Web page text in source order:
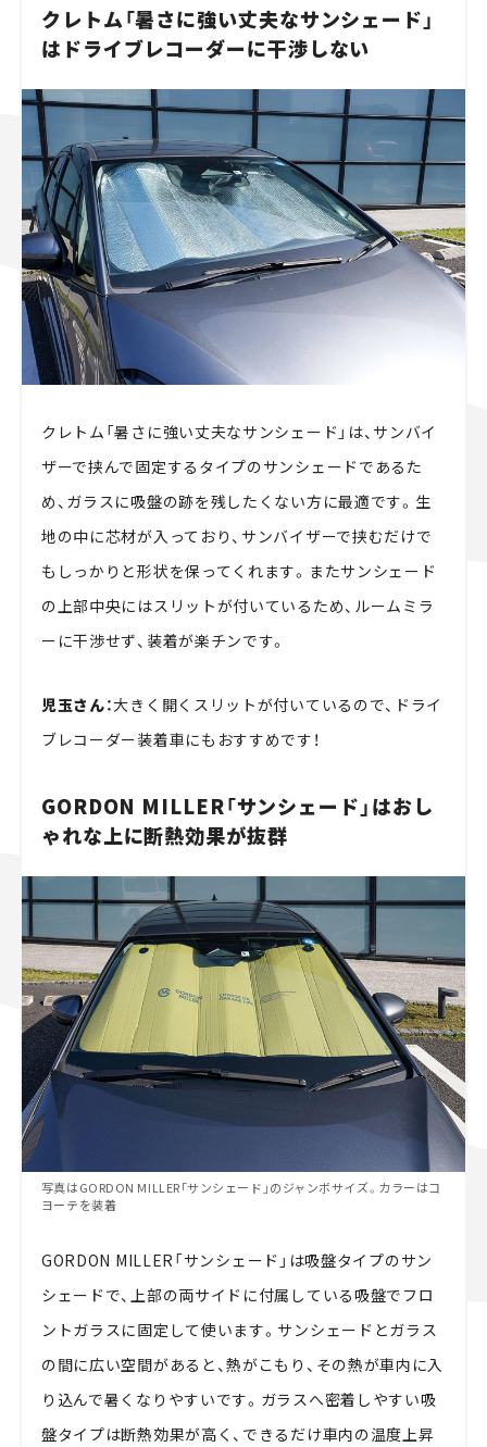
クレトム「暑さに強い丈夫なサンシェード」
はドライブレコーダーに干渉しない
クレトム「暑さに強い丈夫なサンシェード」は、サンバイ
ザーで挟んで固定するタイプのサンシェードであるた
め、ガラスに吸盤の跡を残したくない方に最適です。生
地の中に芯材が入っており、サンバイザーで挟むだけで
もしっかりと形状を保ってくれます。またサンシェード
の上部中央にはスリットが付いているため、ルームミラ
ーに干渉せず、装着が楽チンです。
児玉さん：大きく開くスリットが付いているので、ドライ
ブレコーダー装着車にもおすすめです！
GORDON MILLER「サンシェード」はおし
ゃれな上に断熱効果が抜群
写真はGORDON MILLER「サンシェード」のジャンボサイズ。カラーはコ
ヨーテを装着
GORDON MILLER「サンシェード」は吸盤タイプのサン
シェードで、上部の両サイドに付属している吸盤でフロ
ントガラスに固定して使います。サンシェードとガラス
の間に広い空間があると、熱がこもり、その熱が車内に入
り込んで暑くなりやすいです。ガラスへ密着しやすい吸
盤タイプは断熱効果が高く、できるだけ車内の温度上昇